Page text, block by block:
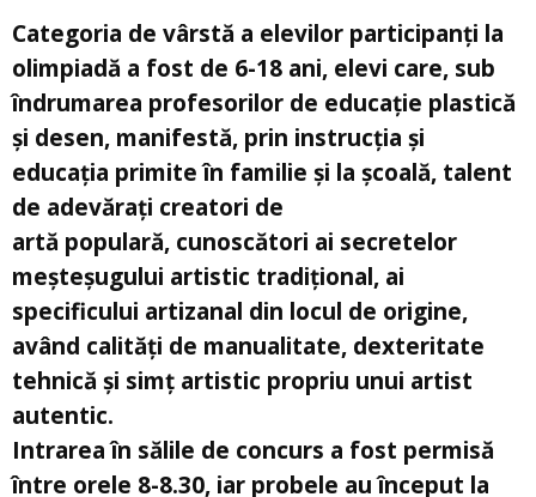
Categoria de vârstă a elevilor participanți la
olimpiadă a fost de 6-18 ani, elevi care, sub
îndrumarea profesorilor de educație plastică
și desen, manifestă, prin instrucția și
educația primite în familie și la școală, talent
de adevărați creatori de
artă populară, cunoscători ai secretelor
meșteșugului artistic tradițional, ai
specificului artizanal din locul de origine,
având calități de manualitate, dexteritate
tehnică și simț artistic propriu unui artist
autentic.
Intrarea în sălile de concurs a fost permisă
între orele 8-8.30, iar probele au început la